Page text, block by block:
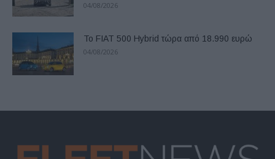
04/08/2026
Το FIAT 500 Hybrid τώρα από 18.990 ευρώ
04/08/2026